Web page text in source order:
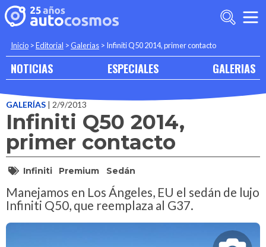
Inicio >Editorial >Galerias > Infiniti Q50 2014, primer contacto
NOTICIAS ESPECIALES GALERIAS
GALERÍAS | 2/9/2013
Infiniti Q50 2014,
primer contacto
Infiniti Premium Sedán
Manejamos en Los Ángeles, EU el sedán de lujo
Infiniti Q50, que reemplaza al G37.